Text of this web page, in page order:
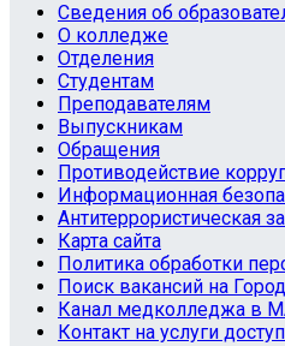
Сведения об
О колледже
Отделения
Студентам
Преподавателям
Выпускникам
Обращения
Противодействие
Информационная
Антитеррористическая
Карта сайта
Политика обработки
Поиск вакансий на
Канал медколледжа в
Контакт на услуги